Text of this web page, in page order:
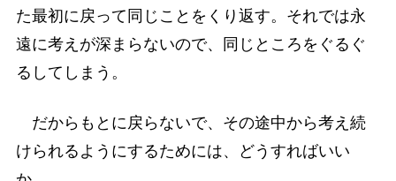
た最初に戻って同じことをくり返す。それでは永
遠に考えが深まらないので、同じところをぐるぐ
るしてしまう。
だからもとに戻らないで、その途中から考え続
けられるようにするためには、どうすればいい